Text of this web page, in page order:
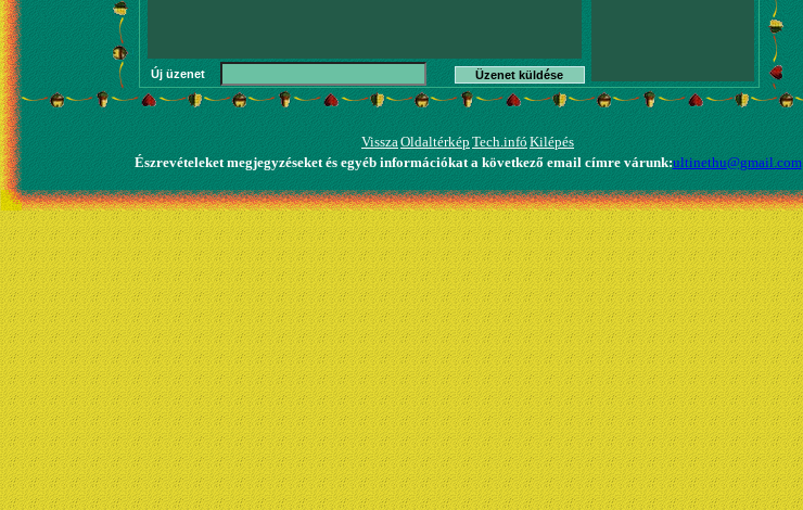
Új üzenet Üzenet küldése
VisszaOldaltérkép Tech.infó Kilépés
Észrevételeket megjegyzéseket és egyéb információkat a következő email címre várunk:ultinethu@gmail.com